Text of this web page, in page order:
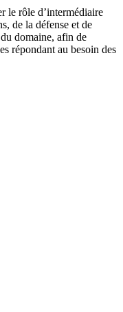
le rôle d’intermédiaire
de la défense et de
domaine, afin de
répondant au besoin des